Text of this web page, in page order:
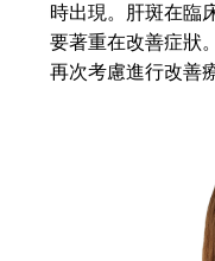
時出現。肝斑在臨
要著重在改善症狀
再次考慮進行改善